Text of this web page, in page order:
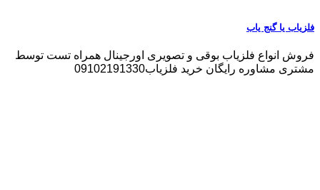
فلزیاب یا گنج یاب
فروش انواع فلزیاب بوقی و تصویری اورجینال همراه تست توسط
مشتری مشاوره رایگان خرید فلزیاب09102191330